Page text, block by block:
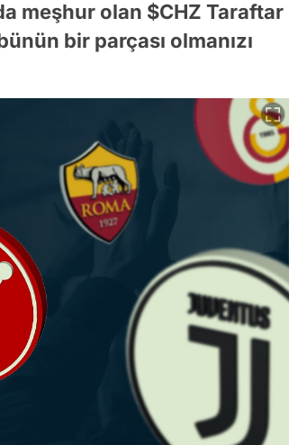
meşhur olan $CHZ Taraftar
bir parçası olmanızı